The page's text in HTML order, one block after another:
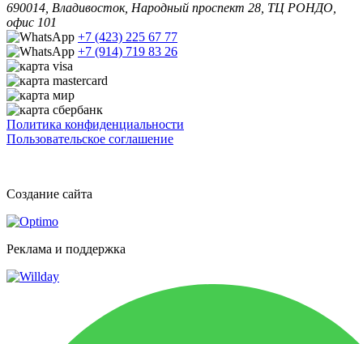
690014, Владивосток, Народный проспект 28, ТЦ РОНДО,
офис 101
+7 (423) 225 67 77
+7 (914) 719 83 26
Политика конфиденциальности
Пользовательское соглашение
Создание сайта
Реклама и поддержка